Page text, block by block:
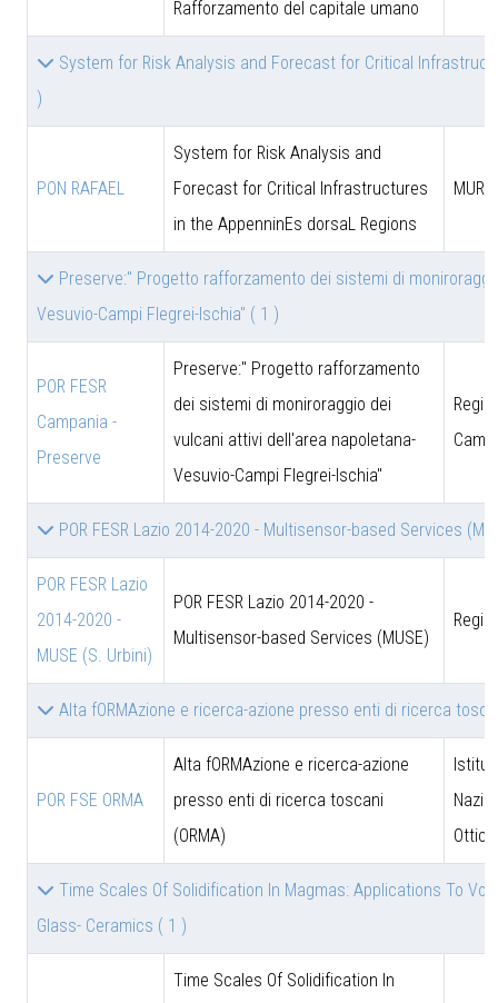
Rafforzamento del capitale umano
System for Risk Analysis and Forecast for Critical
)
PON RAFAEL
System for Risk Analysis and
Forecast for Critical Infrastructures
in the AppenninEs dorsaL Regions
MUR
Preserve:" Progetto rafforzamento dei sistemi di
Vesuvio-Campi Flegrei-Ischia" ( 1 )
POR FESR
Campania -
Preserve
Preserve:" Progetto rafforzamento
dei sistemi di moniroraggio dei
vulcani attivi dell'area napoletana-
Vesuvio-Campi Flegrei-Ischia"
POR FESR Lazio 2014-2020 - Multisensor-based Services
POR FESR Lazio
2014-2020 -
MUSE (S. Urbini)
POR FESR Lazio 2014-2020 -
Multisensor-based Services (MUSE)
Alta fORMAzione e ricerca-azione presso enti di ricerca
POR FSE ORMA
Alta fORMAzione e ricerca-azione
presso enti di ricerca toscani
(ORMA)
Ottica
Time Scales Of Solidification In Magmas: Applications To
Glass- Ceramics ( 1 )
Time Scales Of Solidification In